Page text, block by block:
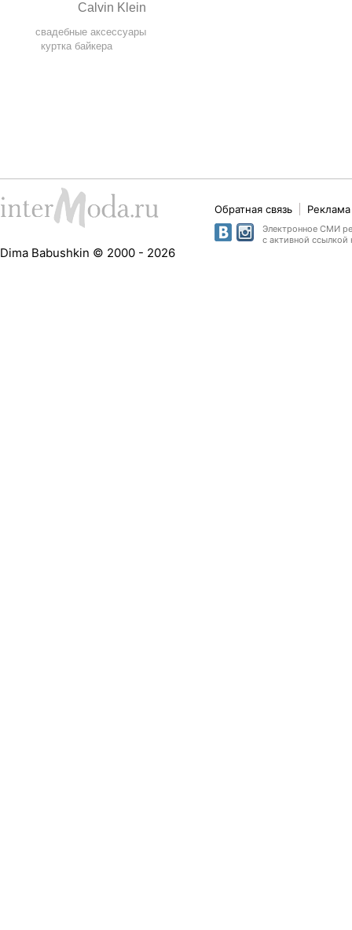
Calvin Klein
свадебные аксессуары
куртка байкера
Dima Babushkin © 2000 - 2026
Обратная связь
Электронное СМИ
с активной ссылкой